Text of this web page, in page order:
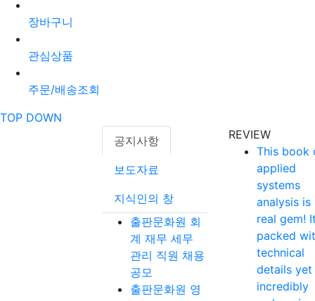
장바구니
관심상품
주문/배송조회
TOP DOWN
공지사항
보도자료
지식인의 창
출판문화원 회
계 재무 세무
관리 직원 채용
공모
출판문화원 영
REVIEW
This book
applied
systems
analysis is
real gem!
packed
technical
details yet
incredibly